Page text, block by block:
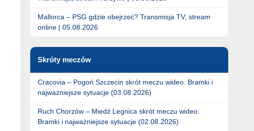
Mallorca – PSG gdzie obejrzeć? Transmisja TV, stream
online | 05.08.2026
Skróty meczów
Cracovia – Pogoń Szczecin skrót meczu wideo. Bramki i
najważniejsze sytuacje (03.08.2026)
Ruch Chorzów – Miedź Legnica skrót meczu wideo.
Bramki i najważniejsze sytuacje (02.08.2026)